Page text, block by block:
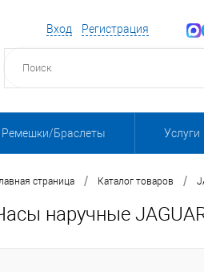
Вход Регистрация
Ремешки/Браслеты Услуги
страница / Каталог товаров /
наручные